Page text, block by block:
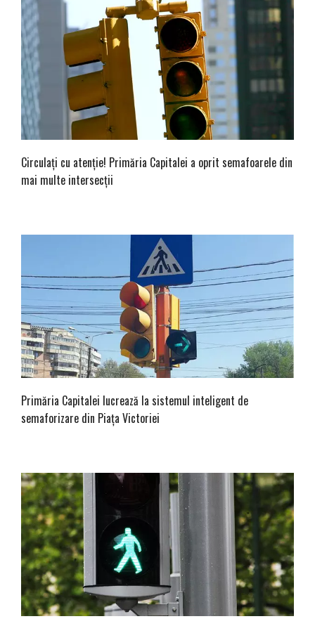
Circulați cu atenție! Primăria Capitalei a oprit semafoarele din
mai multe intersecții
Primăria Capitalei lucrează la sistemul inteligent de
semaforizare din Piața Victoriei